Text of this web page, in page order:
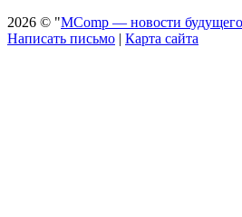
2026 © "MComp — новости будущего
Написать письмо | Карта сайта